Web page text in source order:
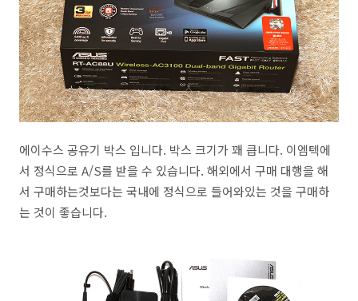
에이수스 공유기 박스 입니다. 박스 크기가 꽤 큽니다. 이엠텍에
서 정식으로 A/S를 받을 수 있습니다. 해외에서 구매 대행을 해
서 구매하는것보다는 국내에 정식으로 들어와있는 것을 구매하
는 것이 좋습니다.